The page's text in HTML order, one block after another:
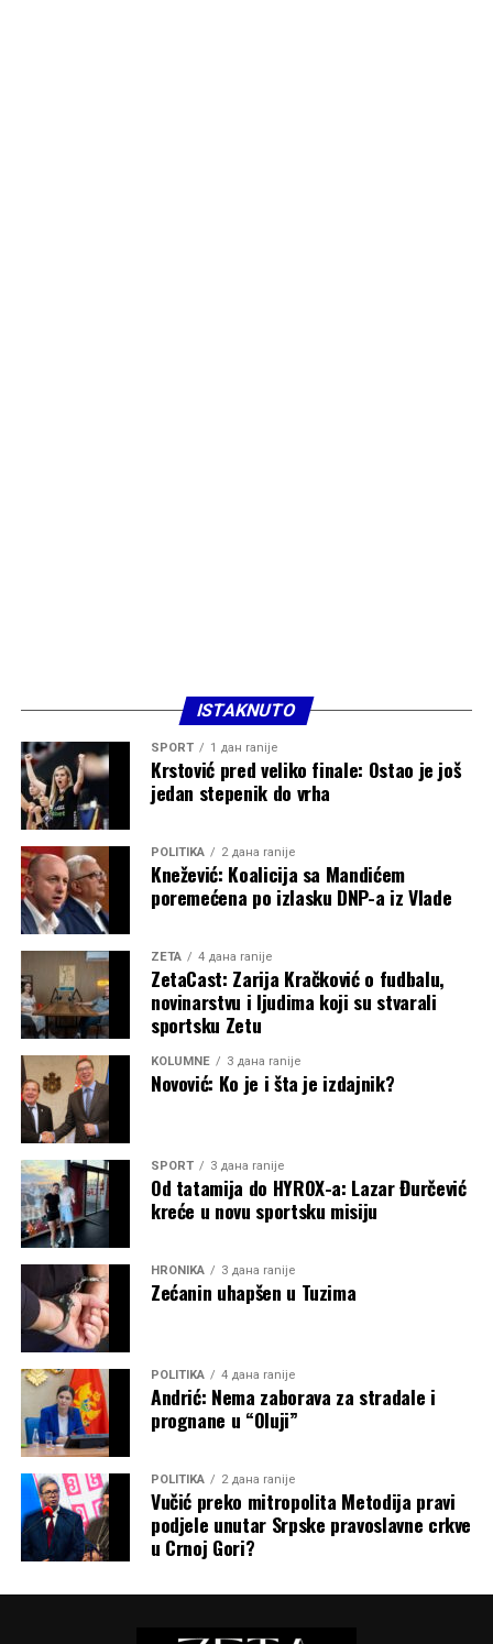
ISTAKNUTO
SPORT 1 дан ranije
Krstović pred veliko finale: Ostao je još
jedan stepenik do vrha
POLITIKA 2 дана ranije
Knežević: Koalicija sa Mandićem
poremećena po izlasku DNP-a iz Vlade
ZETA 4 дана ranije
ZetaCast: Zarija Kračković o fudbalu,
novinarstvu i ljudima koji su stvarali
sportsku Zetu
KOLUMNE 3 дана ranije
Novović: Ko je i šta je izdajnik?
SPORT 3 дана ranije
Od tatamija do HYROX-a: Lazar Đurčević
kreće u novu sportsku misiju
HRONIKA 3 дана ranije
Zećanin uhapšen u Tuzima
POLITIKA 4 дана ranije
Andrić: Nema zaborava za stradale i
prognane u “Oluji”
POLITIKA 2 дана ranije
Vučić preko mitropolita Metodija pravi
podjele unutar Srpske pravoslavne crkve
u Crnoj Gori?